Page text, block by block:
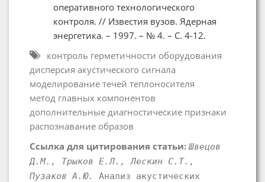
оперативного технологического
контроля. // Известия вузов. Ядерная
энергетика. – 1997. – № 4. – С. 4-12.
контроль герметичности оборудования
дисперсия акустического сигнала
моделирование течей теплоносителя
метод главных компонентов
дополнительные диагностические признаки
распознавание образов
Ссылка для цитирования статьи: Швецов
Д.М., Трыков Е.Л., Лескин С.Т.,
Пузаков А.Ю.
Анализ акустических